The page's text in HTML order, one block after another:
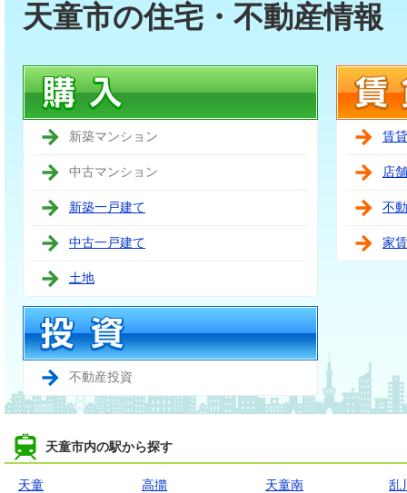
天童市の住宅・不動産情報
新築マンション
中古マンション
新築一戸建て
中古一戸建て
土地
不動産投資
賃
店
不
家
天童市内の駅から探す
天童 高擶 天童南 乱